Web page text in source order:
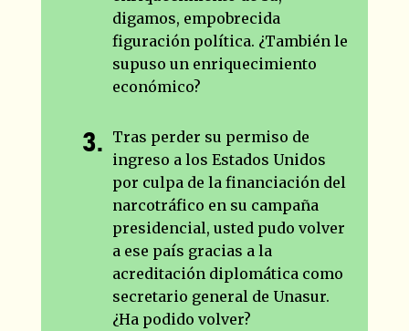
digamos, empobrecida
figuración política. ¿También le
supuso un enriquecimiento
económico?
Tras perder su permiso de
ingreso a los Estados Unidos
por culpa de la financiación del
narcotráfico en su campaña
presidencial, usted pudo volver
a ese país gracias a la
acreditación diplomática como
secretario general de Unasur.
¿Ha podido volver?